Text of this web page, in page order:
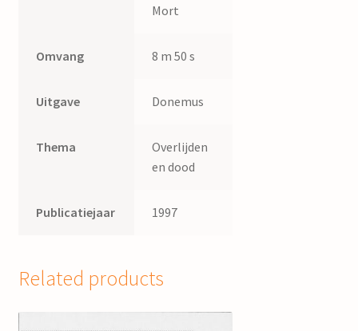
Mort
Omvang 8 m 50 s
Uitgave Donemus
Thema
Overlijden
en dood
Publicatiejaar 1997
Related products